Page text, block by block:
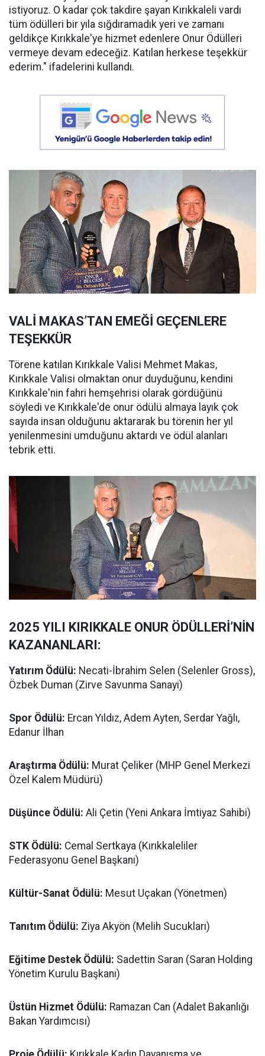
istiyoruz. O kadar çok takdire şayan Kırıkkaleli vardı
tüm ödülleri bir yıla sığdıramadık yeri ve zamanı
geldikçe Kırıkkale'ye hizmet edenlere Onur Ödülleri
vermeye devam edeceğiz. Katılan herkese teşekkür
ederim." ifadelerini kullandı.
VALİ MAKAS’TAN EMEĞİ GEÇENLERE
TEŞEKKÜR
Törene katılan Kırıkkale Valisi Mehmet Makas,
Kırıkkale Valisi olmaktan onur duyduğunu, kendini
Kırıkkale'nin fahri hemşehrisi olarak gördüğünü
söyledi ve Kırıkkale'de onur ödülü almaya layık çok
sayıda insan olduğunu aktararak bu törenin her yıl
yenilenmesini umduğunu aktardı ve ödül alanları
tebrik etti.
2025 YILI KIRIKKALE ONUR ÖDÜLLERİ’NİN
KAZANANLARI:
Yatırım Ödülü: Necati-İbrahim Selen (Selenler Gross),
Özbek Duman (Zirve Savunma Sanayi)
Spor Ödülü: Ercan Yıldız, Adem Ayten, Serdar Yağlı,
Edanur İlhan
Araştırma Ödülü: Murat Çeliker (MHP Genel Merkezi
Özel Kalem Müdürü)
Düşünce Ödülü: Ali Çetin (Yeni Ankara İmtiyaz Sahibi)
STK Ödülü: Cemal Sertkaya (Kırıkkaleliler
Federasyonu Genel Başkanı)
Kültür-Sanat Ödülü: Mesut Uçakan (Yönetmen)
Tanıtım Ödülü: Ziya Akyön (Melih Sucukları)
Eğitime Destek Ödülü: Sadettin Saran (Saran Holding
Yönetim Kurulu Başkanı)
Üstün Hizmet Ödülü: Ramazan Can (Adalet Bakanlığı
Bakan Yardımcısı)